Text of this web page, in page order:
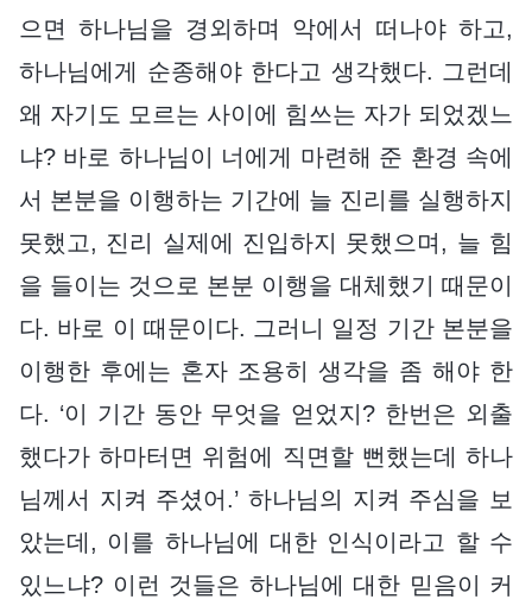
으면 하나님을 경외하며 악에서 떠나야 하고,
하나님에게 순종해야 한다고 생각했다. 그런데
왜 자기도 모르는 사이에 힘쓰는 자가 되었겠느
냐? 바로 하나님이 너에게 마련해 준 환경 속에
서 본분을 이행하는 기간에 늘 진리를 실행하지
못했고, 진리 실제에 진입하지 못했으며, 늘 힘
을 들이는 것으로 본분 이행을 대체했기 때문이
다. 바로 이 때문이다. 그러니 일정 기간 본분을
이행한 후에는 혼자 조용히 생각을 좀 해야 한
다. ‘이 기간 동안 무엇을 얻었지? 한번은 외출
했다가 하마터면 위험에 직면할 뻔했는데 하나
님께서 지켜 주셨어.’ 하나님의 지켜 주심을 보
았는데, 이를 하나님에 대한 인식이라고 할 수
있느냐? 이런 것들은 하나님에 대한 믿음이 커